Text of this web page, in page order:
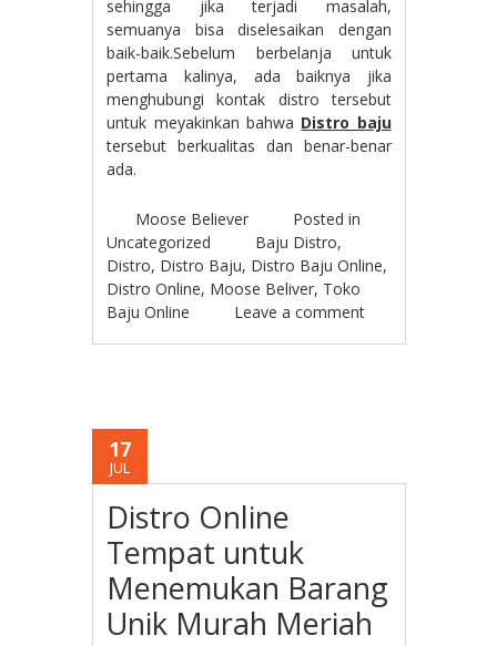
sehingga jika terjadi masalah,
semuanya bisa diselesaikan dengan
baik-baik.Sebelum berbelanja untuk
pertama kalinya, ada baiknya jika
menghubungi kontak distro tersebut
untuk meyakinkan bahwa Distro baju
tersebut berkualitas dan benar-benar
ada.
Moose Believer
Posted in
Uncategorized
Baju Distro,
Distro, Distro Baju, Distro Baju Online,
Distro Online, Moose Beliver, Toko
Baju Online
Leave a comment
17
JUL
Distro Online
Tempat untuk
Menemukan Barang
Unik Murah Meriah